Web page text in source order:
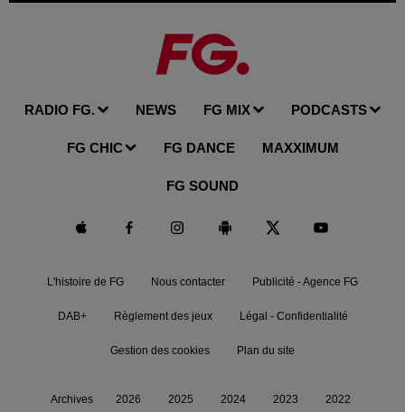
RADIO FG. NEWS FG MIX PODCASTS
FG CHIC FG DANCE MAXXIMUM
FG SOUND
L'histoire de FG Nous contacter Publicité - Agence FG
DAB+ Règlement des jeux Légal - Confidentialité
Gestion des cookies Plan du site
Archives 2026 2025 2024 2023 2022